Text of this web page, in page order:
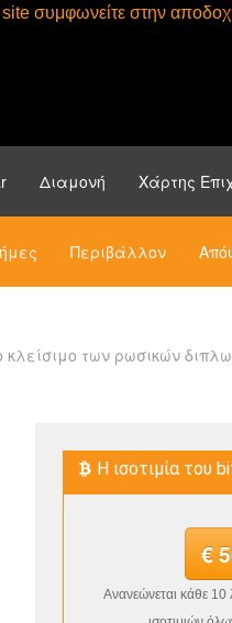
site συμφωνείτε στην
Διαμονή Χάρτης
Περιβάλλον
κλείσιμο των ρωσικών
H ισοτιμία του
€
Ανανεώνεται κάθε 10